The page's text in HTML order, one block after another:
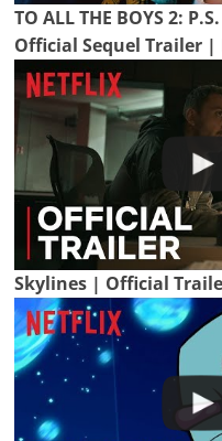
TO ALL THE BOYS 2:
Official Sequel Trailer
Skylines | Official